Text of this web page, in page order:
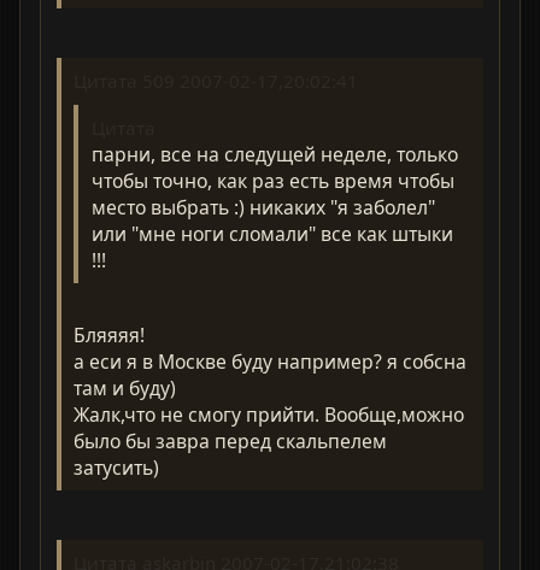
парни, все на следущей неделе, только
чтобы точно, как раз есть время чтобы
место выбрать :) никаких "я заболел"
или "мне ноги сломали" все как штыки
!!!
Бляяяя!
а еси я в Москве буду например? я собсна
там и буду)
Жалк,что не смогу прийти. Вообще,можно
было бы завра перед скальпелем
затусить)